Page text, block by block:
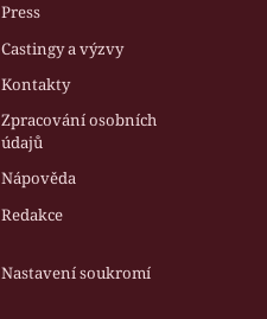
Press
Castingy a výzvy
Kontakty
Zpracování osobních
údajů
Nápověda
Redakce
Nastavení soukromí